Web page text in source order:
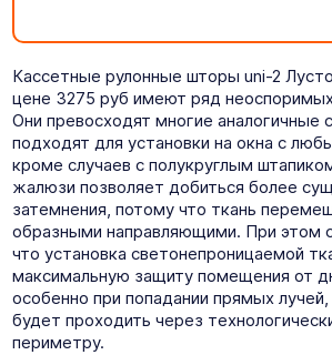
Кассетные рулонные шторы uni-2
цене 3275 руб имеют ряд
Они превосходят многие аналогичные
подходят для установки на окна с
кроме случаев с полукруглым
жалюзи позволяет добиться более
затемнения, потому что ткань
образными направляющими. При этом
что установка светонепроницаемой
максимальную защиту помещения от
особенно при попадании прямых лучей,
будет проходить через
периметру.